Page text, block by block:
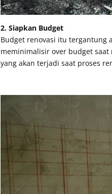
2. Siapkan Budget
Budget renovasi itu tergantung
meminimalisir over budget
yang akan terjadi saat proses